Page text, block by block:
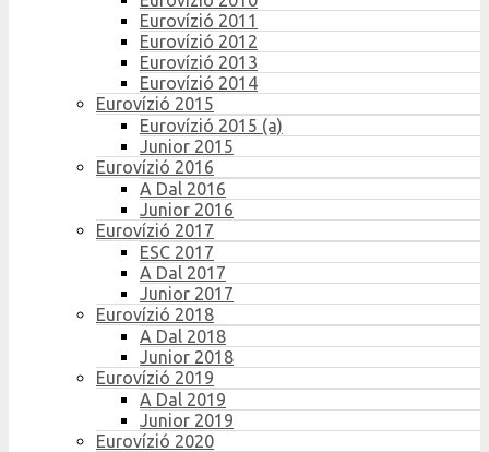
Eurovízió 2011
Eurovízió 2012
Eurovízió 2013
Eurovízió 2014
Eurovízió 2015
Eurovízió 2015 (a)
Junior 2015
Eurovízió 2016
A Dal 2016
Junior 2016
Eurovízió 2017
ESC 2017
A Dal 2017
Junior 2017
Eurovízió 2018
A Dal 2018
Junior 2018
Eurovízió 2019
A Dal 2019
Junior 2019
Eurovízió 2020